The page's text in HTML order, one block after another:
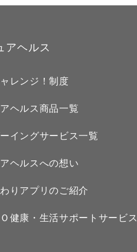
アヘルス
レンジ！制度
ヘルス商品一覧
イングサービス⼀覧
ヘルスへの想い
りアプリのご紹介
健康・生活サポートサービス